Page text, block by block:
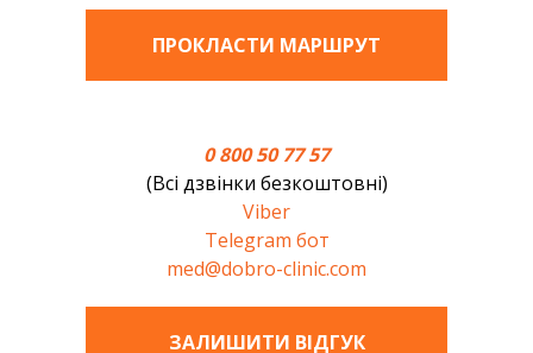
ПРОКЛАСТИ МАРШРУТ
0 800 50 77 57
(Всі дзвінки безкоштовні)
Viber
Telegram бот
med@dobro-clinic.com
ЗАЛИШИТИ ВIДГУК